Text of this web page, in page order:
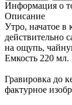
Информация о
Описание
Утро, начатое в
действительно
на ощупь,
Емкость 220 мл.
Гравировка до
фактурное